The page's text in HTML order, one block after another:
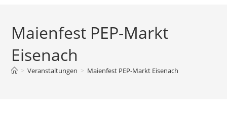
Maienfest PEP-Markt
Eisenach
> Veranstaltungen > Maienfest PEP-Markt Eisenach